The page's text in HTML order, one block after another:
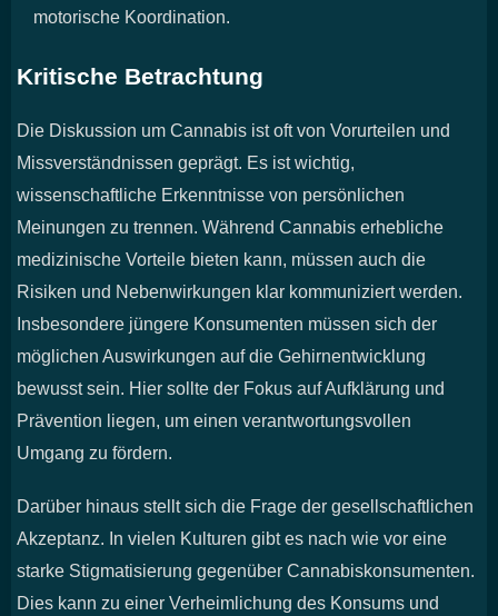
motorische Koordination.
Kritische Betrachtung
Die Diskussion um Cannabis ist oft von Vorurteilen und
Missverständnissen geprägt. Es ist wichtig,
wissenschaftliche Erkenntnisse von persönlichen
Meinungen zu trennen. Während Cannabis erhebliche
medizinische Vorteile bieten kann, müssen auch die
Risiken und Nebenwirkungen klar kommuniziert werden.
Insbesondere jüngere Konsumenten müssen sich der
möglichen Auswirkungen auf die Gehirnentwicklung
bewusst sein. Hier sollte der Fokus auf Aufklärung und
Prävention liegen, um einen verantwortungsvollen
Umgang zu fördern.
Darüber hinaus stellt sich die Frage der gesellschaftlichen
Akzeptanz. In vielen Kulturen gibt es nach wie vor eine
starke Stigmatisierung gegenüber Cannabiskonsumenten.
Dies kann zu einer Verheimlichung des Konsums und